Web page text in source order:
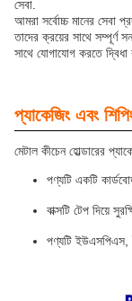
সেবা.
আমরা সর্বোচ্চ মানের সেবা
তাদের ক্রয়ের সাথে সম্পূর্ণ
সাথে যোগাযোগ করতে দ্বিধা
প্যাকেজিং এবং
মেটাল কীচেন হোল্ডারের
পণ্যটি একটি
বাক্সটি টেপ দিয়ে
পণ্যটি ইউএসপিএস,